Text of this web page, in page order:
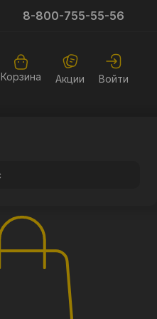
8-800-755-55-56
Корзина Акции Войти